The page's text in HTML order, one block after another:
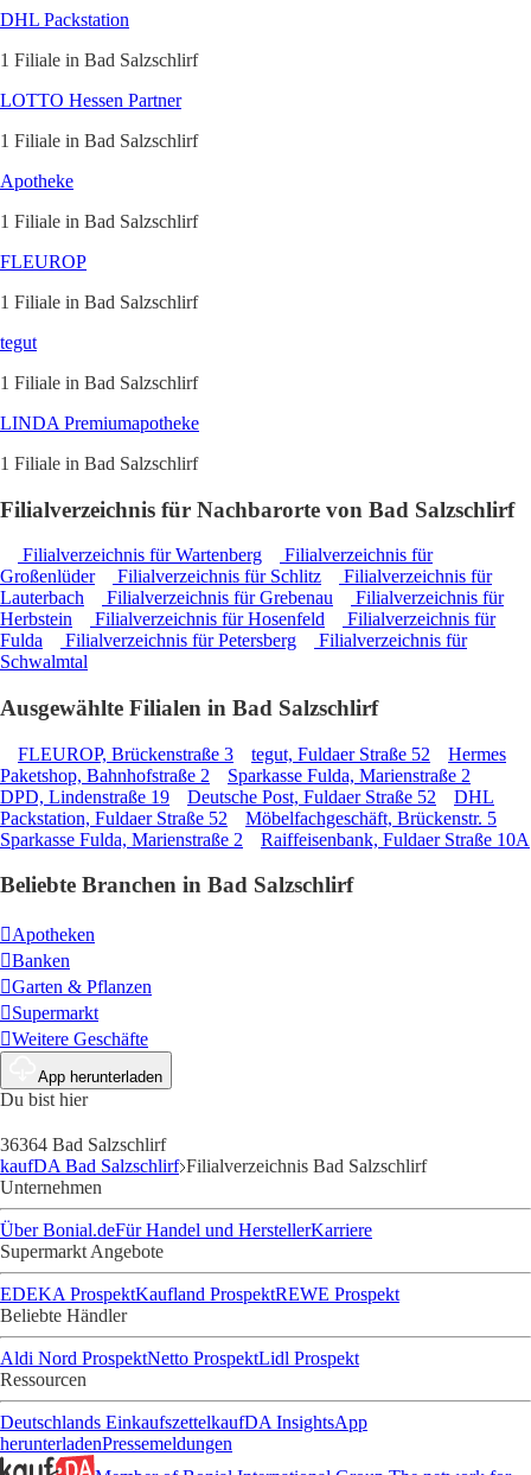
DHL Packstation
1 Filiale in Bad Salzschlirf
LOTTO Hessen Partner
1 Filiale in Bad Salzschlirf
Apotheke
1 Filiale in Bad Salzschlirf
FLEUROP
1 Filiale in Bad Salzschlirf
tegut
1 Filiale in Bad Salzschlirf
LINDA Premiumapotheke
1 Filiale in Bad Salzschlirf
Filialverzeichnis für Nachbarorte von Bad Salzschlirf
Filialverzeichnis für Wartenberg
Filialverzeichnis für
Großenlüder
Filialverzeichnis für Schlitz
Filialverzeichnis für
Lauterbach
Filialverzeichnis für Grebenau
Filialverzeichnis für
Herbstein
Filialverzeichnis für Hosenfeld
Filialverzeichnis für
Fulda
Filialverzeichnis für Petersberg
Filialverzeichnis für
Schwalmtal
Ausgewählte Filialen in Bad Salzschlirf
FLEUROP, Brückenstraße 3 tegut, Fuldaer Straße 52
Hermes
Paketshop, Bahnhofstraße 2
Sparkasse Fulda, Marienstraße 2
DPD, Lindenstraße 19
Deutsche Post, Fuldaer Straße 52
DHL
Packstation, Fuldaer Straße 52
Möbelfachgeschäft, Brückenstr. 5
Sparkasse Fulda, Marienstraße 2
Raiffeisenbank, Fuldaer Straße 10A
Beliebte Branchen in Bad Salzschlirf
Apotheken
Banken
Garten & Pflanzen
Supermarkt
Weitere Geschäfte
App herunterladen
Du bist hier
36364 Bad Salzschlirf
kaufDA Bad Salzschlirf Filialverzeichnis Bad Salzschlirf
Unternehmen
Über Bonial.deFür Handel und HerstellerKarriere
Supermarkt Angebote
EDEKA ProspektKaufland ProspektREWE Prospekt
Beliebte Händler
Aldi Nord ProspektNetto ProspektLidl Prospekt
Ressourcen
Deutschlands EinkaufszettelkaufDA InsightsApp
herunterladenPressemeldungen